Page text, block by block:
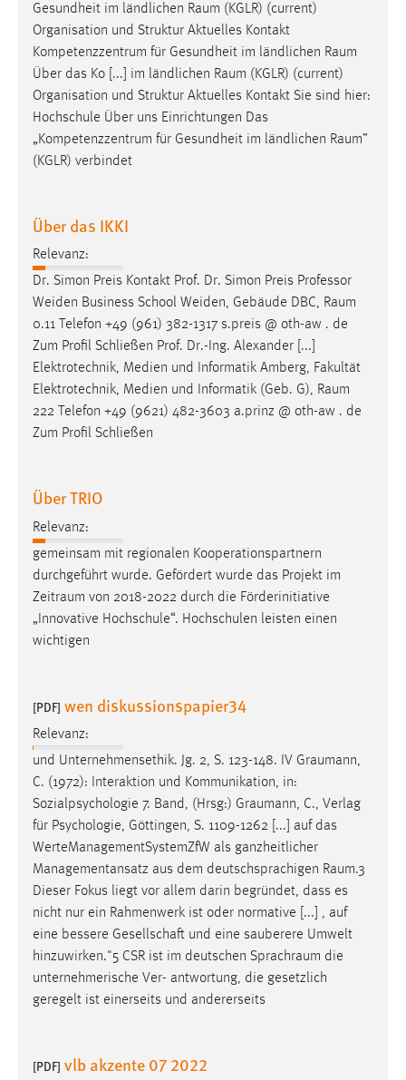
Gesundheit im ländlichen Raum (KGLR) (current)
Organisation und Struktur Aktuelles Kontakt
Kompetenzzentrum für Gesundheit im ländlichen Raum
Über das Ko [...] im ländlichen Raum (KGLR) (current)
Organisation und Struktur Aktuelles Kontakt Sie sind hier:
Hochschule Über uns Einrichtungen Das
„Kompetenzzentrum für Gesundheit im ländlichen Raum”
(KGLR) verbindet
Über das IKKI
Relevanz:
Dr. Simon Preis Kontakt Prof. Dr. Simon Preis Professor
Weiden Business School Weiden, Gebäude DBC, Raum
0.11 Telefon +49 (961) 382-1317 s.preis @ oth-aw . de
Zum Profil Schließen Prof. Dr.-Ing. Alexander [...]
Elektrotechnik, Medien und Informatik Amberg, Fakultät
Elektrotechnik, Medien und Informatik (Geb. G), Raum
222 Telefon +49 (9621) 482-3603 a.prinz @ oth-aw . de
Zum Profil Schließen
Über TRIO
Relevanz:
gemeinsam mit regionalen Kooperationspartnern
durchgeführt wurde. Gefördert wurde das Projekt im
Zeitraum von 2018-2022 durch die Förderinitiative
„Innovative Hochschule“. Hochschulen leisten einen
wichtigen
[PDF] wen diskussionspapier34
Relevanz:
und Unternehmensethik. Jg. 2, S. 123-148. IV Graumann,
C. (1972): Interaktion und Kommunikation, in:
Sozialpsychologie 7. Band, (Hrsg:) Graumann, C., Verlag
für Psychologie, Göttingen, S. 1109-1262 [...] auf das
WerteManagementSystemZfW als ganzheitlicher
Managementansatz aus dem deutschsprachigen Raum.3
Dieser Fokus liegt vor allem darin begründet, dass es
nicht nur ein Rahmenwerk ist oder normative [...] , auf
eine bessere Gesellschaft und eine sauberere Umwelt
hinzuwirken."5 CSR ist im deutschen Sprachraum die
unternehmerische Ver- antwortung, die gesetzlich
geregelt ist einerseits und andererseits
[PDF] vlb akzente 07 2022